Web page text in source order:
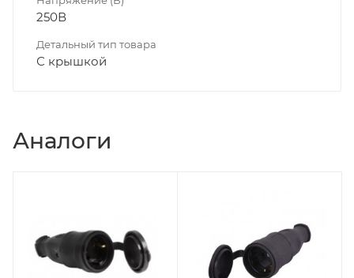
250В
Детальный тип товара
С крышкой
Аналоги